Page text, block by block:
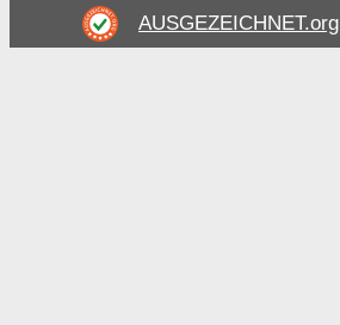
AUSGEZEICHNET.org